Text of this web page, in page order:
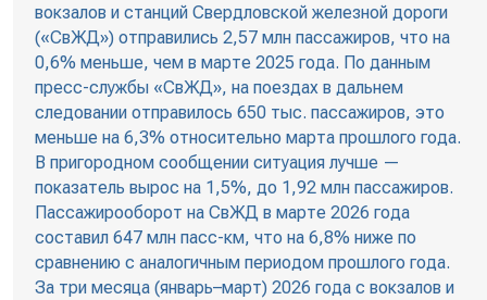
вокзалов и станций Свердловской железной дороги
(«СвЖД») отправились 2,57 млн пассажиров, что на
0,6% меньше, чем в марте 2025 года. По данным
пресс-службы «СвЖД», на поездах в дальнем
следовании отправилось 650 тыс. пассажиров, это
меньше на 6,3% относительно марта прошлого года.
В пригородном сообщении ситуация лучше —
показатель вырос на 1,5%, до 1,92 млн пассажиров.
Пассажирооборот на СвЖД в марте 2026 года
составил 647 млн пасс-км, что на 6,8% ниже по
сравнению с аналогичным периодом прошлого года.
За три месяца (январь–март) 2026 года с вокзалов и